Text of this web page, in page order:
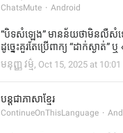
ChatsMute Android
“បិទសំឡេង” មានន័យថាមិនលឺសំ
ដូច្នេះគួរតែប្រើពាក្យ “ដាក់ស្ង
មនុញ្ញ វម្ម៌, Oct 15, 2025 at 10:01
បន្តជាភាសាខ្មែរ
ContinueOnThisLanguage